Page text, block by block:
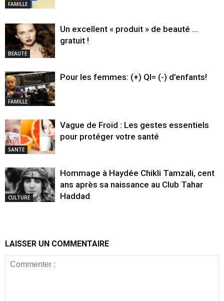
FAMILLE
BEAUTE
Un excellent « produit » de beauté …
gratuit !
FAMILLE
Pour les femmes: (+) QI= (-) d’enfants!
SANTE
Vague de Froid : Les gestes essentiels
pour protéger votre santé
CULTURE
Hommage à Haydée Chikli Tamzali, cent
ans après sa naissance au Club Tahar
Haddad
LAISSER UN COMMENTAIRE